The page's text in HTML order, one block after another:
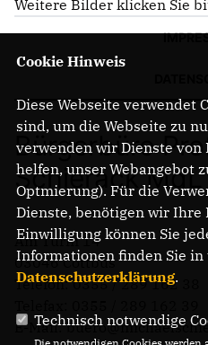
Weitere Bilder klicken Sie
Bürgerbüro
Schierack MdL
Am Turm 14
03046 Cottbus
Telefon: 0355 / 289 162 38
E-Mail:
Cookie Hinweis
Diese Webseite verwendet
sind, um die Webseite zu
verwenden wir Dienste
helfen, unser Webangebot
Optmierung). Für die
Dienste, benötigen wir
Einwilligung können Sie
Informationen finden Sie in
Datenschutzerklärung.
Technisch notwendige